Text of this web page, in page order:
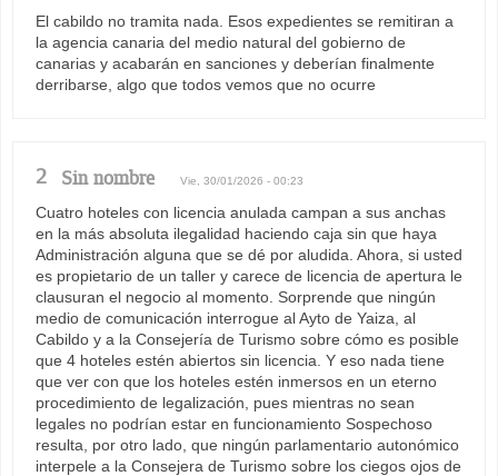
El cabildo no tramita nada. Esos expedientes se remitiran a
la agencia canaria del medio natural del gobierno de
canarias y acabarán en sanciones y deberían finalmente
derribarse, algo que todos vemos que no ocurre
2 Sin nombre Vie, 30/01/2026 - 00:23
Cuatro hoteles con licencia anulada campan a sus anchas
en la más absoluta ilegalidad haciendo caja sin que haya
Administración alguna que se dé por aludida. Ahora, si usted
es propietario de un taller y carece de licencia de apertura le
clausuran el negocio al momento. Sorprende que ningún
medio de comunicación interrogue al Ayto de Yaiza, al
Cabildo y a la Consejería de Turismo sobre cómo es posible
que 4 hoteles estén abiertos sin licencia. Y eso nada tiene
que ver con que los hoteles estén inmersos en un eterno
procedimiento de legalización, pues mientras no sean
legales no podrían estar en funcionamiento Sospechoso
resulta, por otro lado, que ningún parlamentario autonómico
interpele a la Consejera de Turismo sobre los ciegos ojos de